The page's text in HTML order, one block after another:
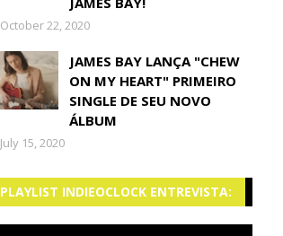
October 22, 2020
JAMES BAY LANÇA "CHEW
ON MY HEART" PRIMEIRO
SINGLE DE SEU NOVO
ÁLBUM
July 15, 2020
PLAYLIST INDIEOCLOCK ENTREVISTA: